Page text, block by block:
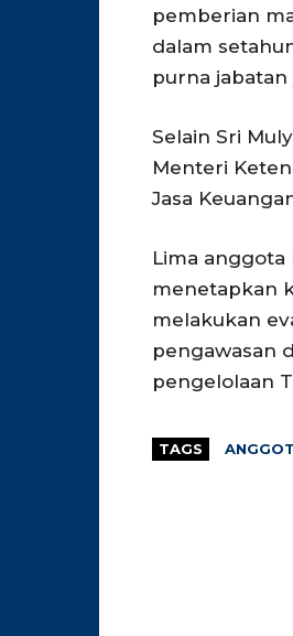
pemberian
dalam
purna
Selain Sri
Menteri
Jasa
Lima
menetapkan
melakukan
pengawasan
pengelolaan
TAGS